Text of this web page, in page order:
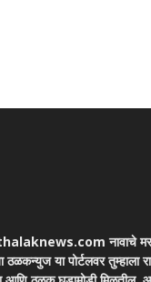
नावाचे
या पोर्टलवर तुम्हाला